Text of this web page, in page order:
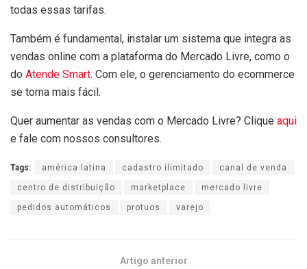
todas essas tarifas.
Também é fundamental, instalar um sistema que integra as
vendas online com a plataforma do Mercado Livre, como o
do Atende Smart. Com ele, o gerenciamento do ecommerce
se torna mais fácil.
Quer aumentar as vendas com o Mercado Livre? Clique aqui
e fale com nossos consultores.
Tags: américa latina cadastro ilimitado canal de venda
centro de distribuição marketplace mercado livre
pedidos automáticos protuos varejo
Artigo anterior